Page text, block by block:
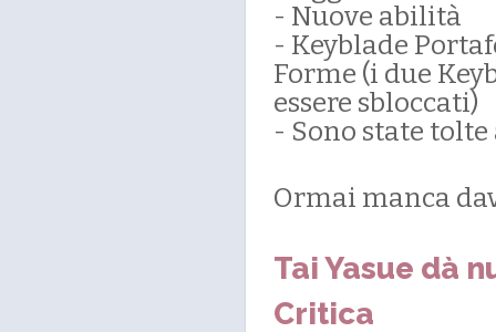
- Nuove abilità
- Keyblade
Forme (i due
essere sbloccati)
- Sono state
Ormai manca
Tai Yasue dà
Critica